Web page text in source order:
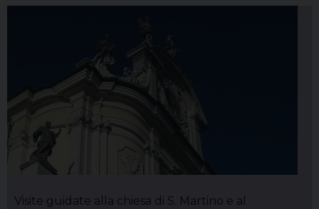
Visite guidate alla chiesa di S. Martino e al